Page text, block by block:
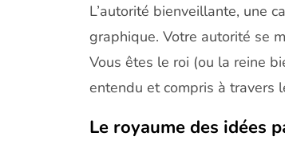
L’autorité bienveillante, une
graphique. Votre autorité se
Vous êtes le roi (ou la reine
entendu et compris à travers
Le royaume des idées